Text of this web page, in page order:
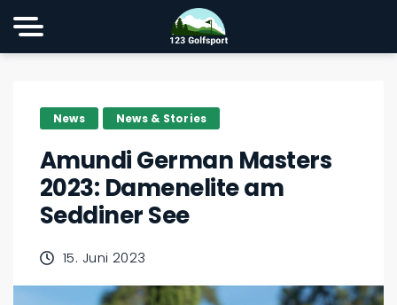
News News & Stories
Amundi German Masters
2023: Damenelite am
Seddiner See
15. Juni 2023